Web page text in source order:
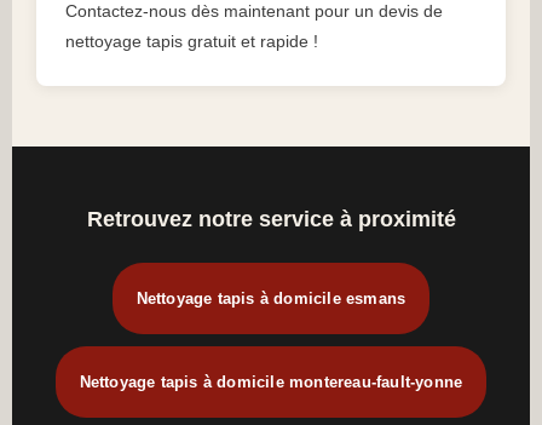
Contactez-nous dès maintenant pour un devis de
nettoyage tapis gratuit et rapide !
Retrouvez notre service à proximité
Nettoyage tapis à domicile esmans
Nettoyage tapis à domicile montereau-fault-yonne